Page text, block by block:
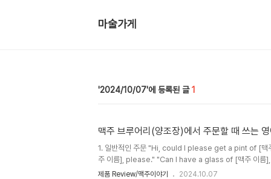
마술가게
2024/10/07 1
맥주 브루어리(양조장)에서 주문할 때 쓰는
1. 일반적인 주문 "Hi, could I please get a pint of [
주 이름], please." "Can I have a glass of [맥주 이름],
고 싶을때 "What do you recommend for someone
제품 Review/맥주이야기 2024.10.07